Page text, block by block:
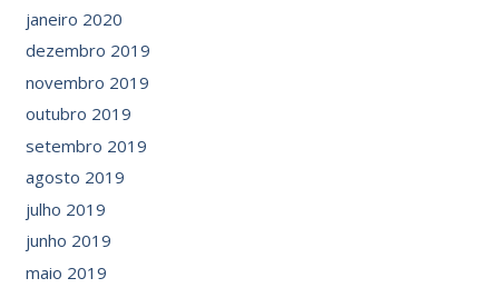
janeiro 2020
dezembro 2019
novembro 2019
outubro 2019
setembro 2019
agosto 2019
julho 2019
junho 2019
maio 2019